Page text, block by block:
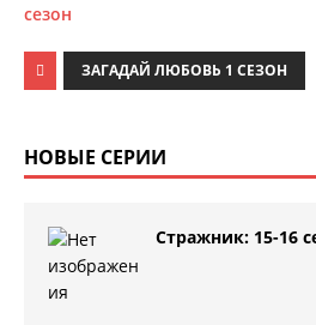
сезон
ЗАГАДАЙ ЛЮБОВЬ 1 СЕЗОН
НОВЫЕ СЕРИИ
Стражник: 15-16